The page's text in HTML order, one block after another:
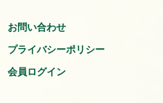
お問い合わせ
プライバシーポリシー
会員ログイン